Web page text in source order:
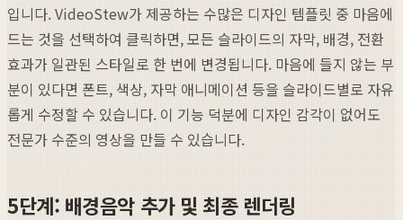
입니다. VideoStew가 제공하는 수많은 디자인 템플릿 중 마음에
드는 것을 선택하여 클릭하면, 모든 슬라이드의 자막, 배경, 전환
효과가 일관된 스타일로 한 번에 변경됩니다. 마음에 들지 않는 부
분이 있다면 폰트, 색상, 자막 애니메이션 등을 슬라이드별로 자유
롭게 수정할 수 있습니다. 이 기능 덕분에 디자인 감각이 없어도
전문가 수준의 영상을 만들 수 있습니다.
5단계: 배경음악 추가 및 최종 렌더링